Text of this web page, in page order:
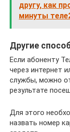
другу, как
минуты
Другие
Если абоненту
через интернет
службы, можно
результате
Для этого
назвать номер